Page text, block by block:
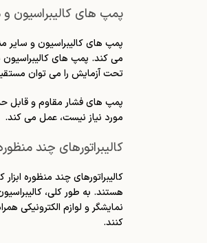
پمپ های کالیبراسیون و
پمپ های کالیبراسیون و سایر
می کند. پمپ های کالیبراسیون
تحت آزمایش را می توان
پمپ های فشار مقاوم و قابل
مورد نیاز نیست، عمل می کند.
کالیبراتورهای چند
کالیبراتورهای چند منظوره
هستند. به طور کلی،
نمایشگر و لوازم الکترونیکی
کنند.